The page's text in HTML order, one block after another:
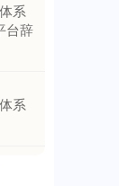
系
台辞
系